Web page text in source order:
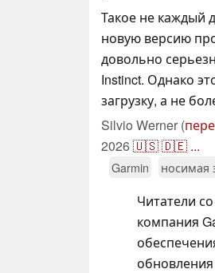
Такое не каждый
новую версию
довольно
Instinct. Однако
загрузку, а не
Silvio Werner (
2026🇺🇸🇩🇪 ...
Garmin носимая
Читатели
компания